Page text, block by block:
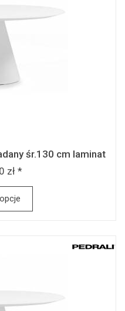
śr.130 cm laminat
zł *